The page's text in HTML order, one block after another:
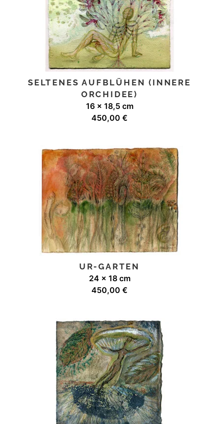
SELTENES AUFBLÜHEN (INNERE
ORCHIDEE)
16 x 18,5 cm
450,00 €
UR-GARTEN
24 x 18 cm
450,00 €